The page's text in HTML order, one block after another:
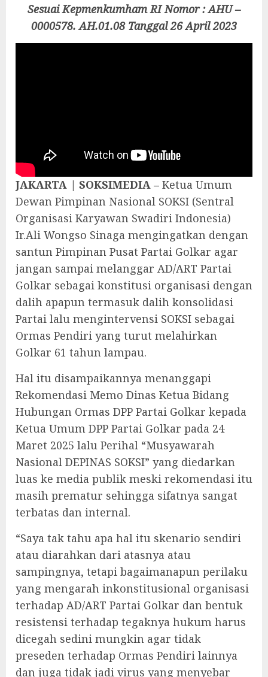
Sesuai Kepmenkumham RI Nomor : AHU –
0000578. AH.01.08 Tanggal 26 April 2023
JAKARTA | SOKSIMEDIA – Ketua Umum
Dewan Pimpinan Nasional SOKSI (Sentral
Organisasi Karyawan Swadiri Indonesia)
Ir.Ali Wongso Sinaga mengingatkan dengan
santun Pimpinan Pusat Partai Golkar agar
jangan sampai melanggar AD/ART Partai
Golkar sebagai konstitusi organisasi dengan
dalih apapun termasuk dalih konsolidasi
Partai lalu mengintervensi SOKSI sebagai
Ormas Pendiri yang turut melahirkan
Golkar 61 tahun lampau.
Hal itu disampaikannya menanggapi
Rekomendasi Memo Dinas Ketua Bidang
Hubungan Ormas DPP Partai Golkar kepada
Ketua Umum DPP Partai Golkar pada 24
Maret 2025 lalu Perihal “Musyawarah
Nasional DEPINAS SOKSI” yang diedarkan
luas ke media publik meski rekomendasi itu
masih prematur sehingga sifatnya sangat
terbatas dan internal.
“Saya tak tahu apa hal itu skenario sendiri
atau diarahkan dari atasnya atau
sampingnya, tetapi bagaimanapun perilaku
yang mengarah inkonstitusional organisasi
terhadap AD/ART Partai Golkar dan bentuk
resistensi terhadap tegaknya hukum harus
dicegah sedini mungkin agar tidak
preseden terhadap Ormas Pendiri lainnya
dan juga tidak jadi virus yang menyebar